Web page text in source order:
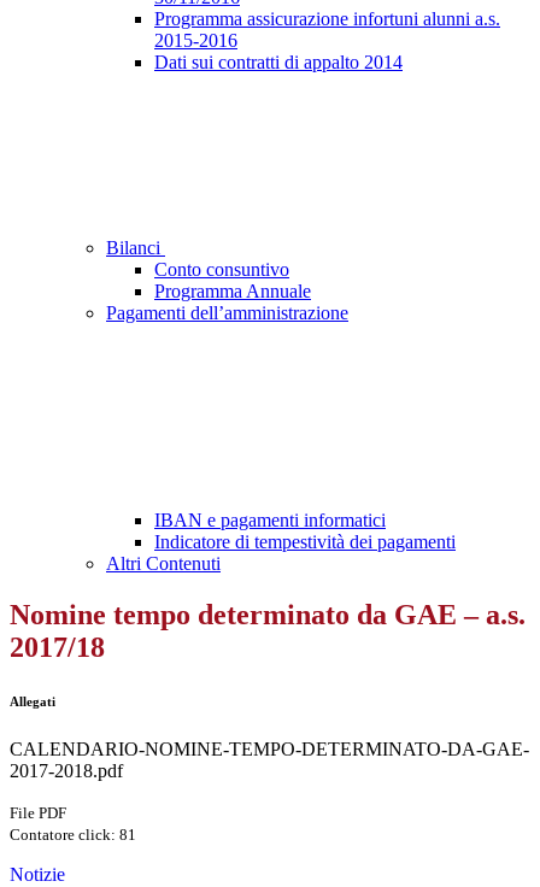
Programma assicurazione infortuni alunni a.s.
2015-2016
Dati sui contratti di appalto 2014
Bilanci
Conto consuntivo
Programma Annuale
Pagamenti dell’amministrazione
IBAN e pagamenti informatici
Indicatore di tempestività dei pagamenti
Altri Contenuti
Nomine tempo determinato da GAE – a.s.
2017/18
Allegati
CALENDARIO-NOMINE-TEMPO-DETERMINATO-DA-GAE-
2017-2018.pdf
File PDF
Contatore click: 81
Notizie